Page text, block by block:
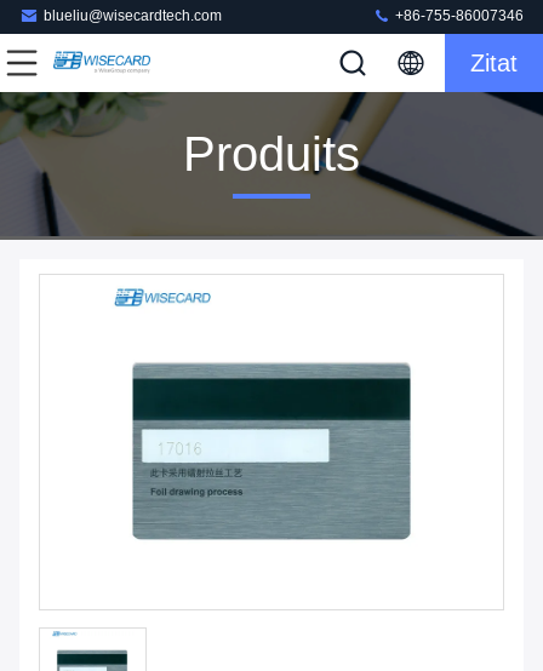
blueliu@wisecardtech.com +86-755-86007346
Zitat
Produits